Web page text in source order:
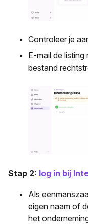
Controleer je
E-mail de
bestand
Stap 2: log in bij
Als
eigen naam of
het